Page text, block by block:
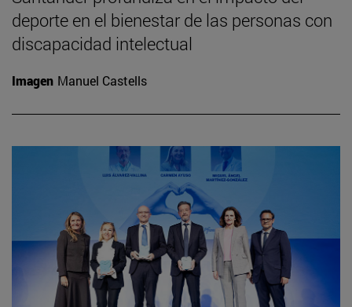
deporte en el bienestar de las personas con
discapacidad intelectual
Imagen Manuel Castells